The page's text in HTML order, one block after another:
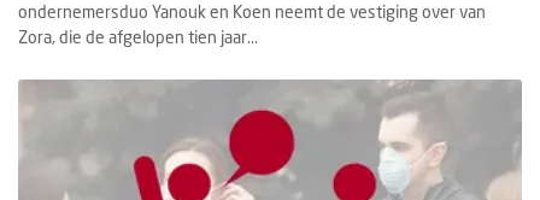
ondernemersduo Yanouk en Koen neemt de vestiging over van
Zora, die de afgelopen tien jaar...